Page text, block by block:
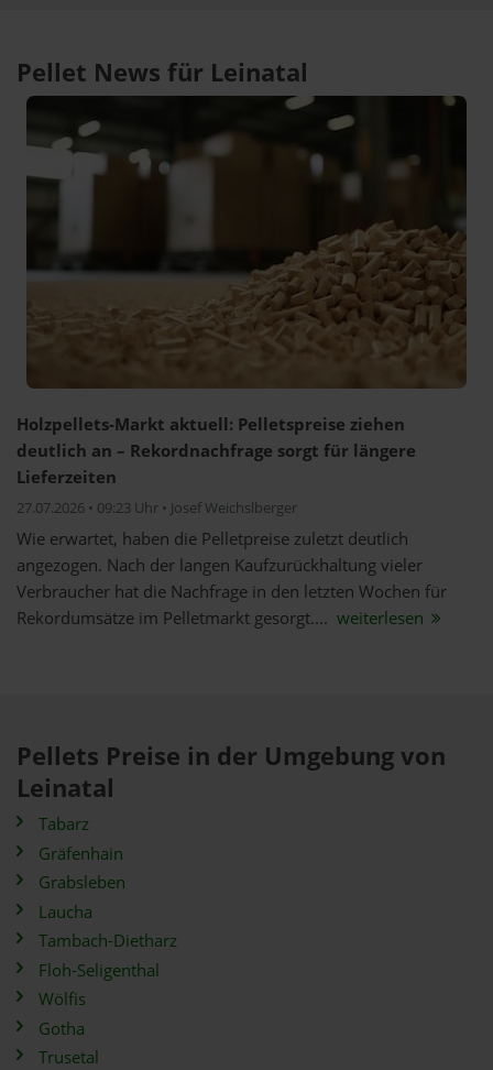
Pellet News für Leinatal
Holzpellets-Markt aktuell: Pelletspreise ziehen
deutlich an – Rekordnachfrage sorgt für längere
Lieferzeiten
27.07.2026 • 09:23 Uhr • Josef Weichslberger
Wie erwartet, haben die Pelletpreise zuletzt deutlich
angezogen. Nach der langen Kaufzurückhaltung vieler
Verbraucher hat die Nachfrage in den letzten Wochen für
Rekordumsätze im Pelletmarkt gesorgt.... weiterlesen
Pellets Preise in der Umgebung von
Leinatal
Tabarz
Gräfenhain
Grabsleben
Laucha
Tambach-Dietharz
Floh-Seligenthal
Wölfis
Gotha
Trusetal